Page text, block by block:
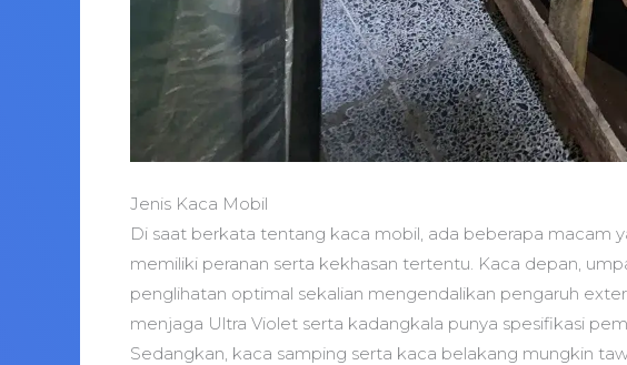
Jenis Kaca Mobil
Di saat berkata tentang kaca mobil, ada beberapa macam
memiliki peranan serta kekhasan tertentu. Kaca depan,
penglihatan optimal sekalian mengendalikan pengaruh
menjaga Ultra Violet serta kadangkala punya spesifikasi
Sedangkan, kaca samping serta kaca belakang mungkin